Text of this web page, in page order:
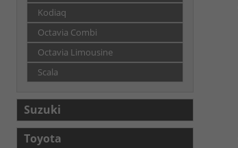
Kodiaq
Octavia Combi
Octavia Limousine
Scala
Suzuki
Toyota